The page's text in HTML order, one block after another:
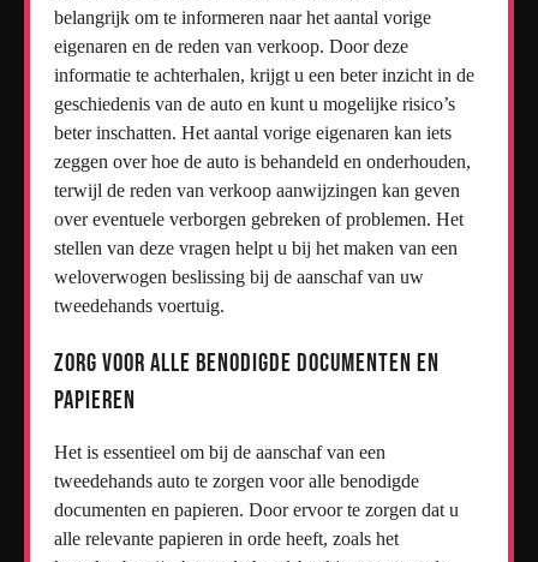
belangrijk om te informeren naar het aantal vorige
eigenaren en de reden van verkoop. Door deze
informatie te achterhalen, krijgt u een beter inzicht in de
geschiedenis van de auto en kunt u mogelijke risico’s
beter inschatten. Het aantal vorige eigenaren kan iets
zeggen over hoe de auto is behandeld en onderhouden,
terwijl de reden van verkoop aanwijzingen kan geven
over eventuele verborgen gebreken of problemen. Het
stellen van deze vragen helpt u bij het maken van een
weloverwogen beslissing bij de aanschaf van uw
tweedehands voertuig.
Zorg voor alle benodigde documenten en
papieren
Het is essentieel om bij de aanschaf van een
tweedehands auto te zorgen voor alle benodigde
documenten en papieren. Door ervoor te zorgen dat u
alle relevante papieren in orde heeft, zoals het